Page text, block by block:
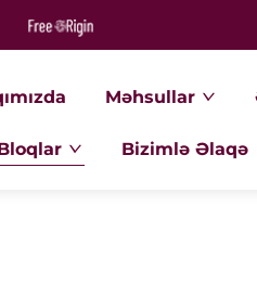
Məhsullar
Bizimlə Əlaqə